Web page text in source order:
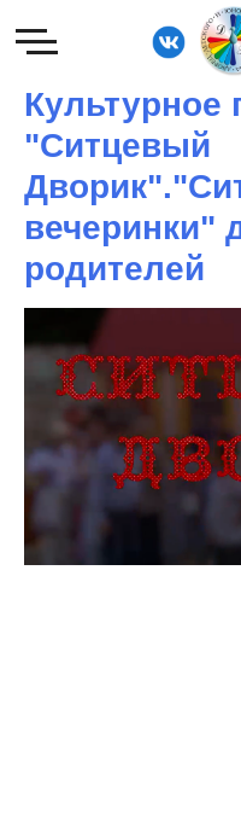
Культурное
"Ситцевый
вечеринки"
родителей